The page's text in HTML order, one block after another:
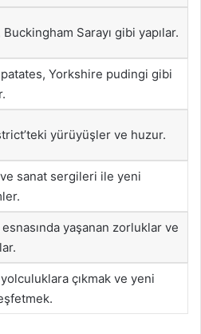
Sarayı gibi yapılar.
patates, Yorkshire pudingi gibi
yürüyüşler ve huzur.
sanat sergileri ile yeni
yaşanan zorluklar ve
çıkmak ve yeni